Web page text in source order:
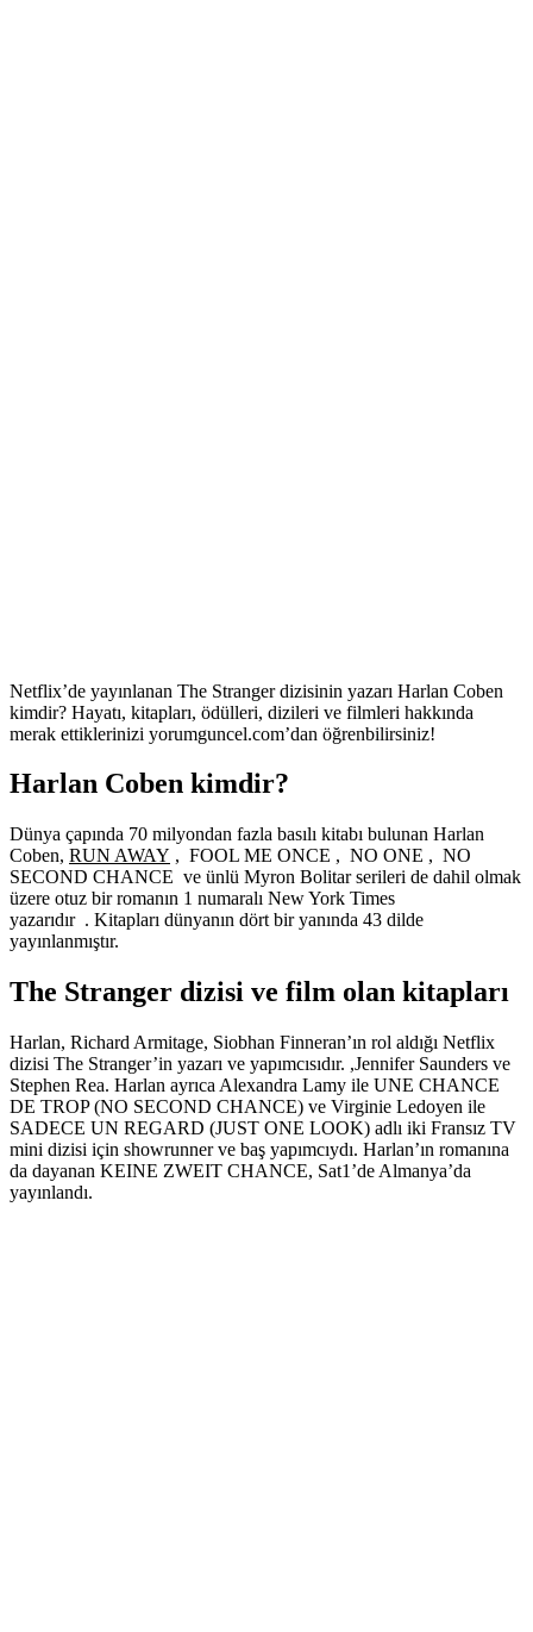
Netflix’de yayınlanan The Stranger dizisinin yazarı Harlan Coben
kimdir? Hayatı, kitapları, ödülleri, dizileri ve filmleri hakkında
merak ettiklerinizi yorumguncel.com’dan öğrenbilirsiniz!
Harlan Coben kimdir?
Dünya çapında 70 milyondan fazla basılı kitabı bulunan Harlan
Coben, RUN AWAY , FOOL ME ONCE , NO ONE , NO
SECOND CHANCE ve ünlü Myron Bolitar serileri de dahil olmak
üzere otuz bir romanın 1 numaralı New York Times
yazarıdır . Kitapları dünyanın dört bir yanında 43 dilde
yayınlanmıştır.
The Stranger dizisi ve film olan kitapları
Harlan, Richard Armitage, Siobhan Finneran’ın rol aldığı Netflix
dizisi The Stranger’in yazarı ve yapımcısıdır. ,Jennifer Saunders ve
Stephen Rea. Harlan ayrıca Alexandra Lamy ile UNE CHANCE
DE TROP (NO SECOND CHANCE) ve Virginie Ledoyen ile
SADECE UN REGARD (JUST ONE LOOK) adlı iki Fransız TV
mini dizisi için showrunner ve baş yapımcıydı. Harlan’ın romanına
da dayanan KEINE ZWEIT CHANCE, Sat1’de Almanya’da
yayınlandı.